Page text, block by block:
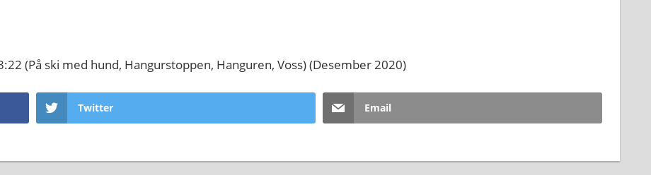
(På ski med hund, Hangurstoppen, Hanguren, Voss) (Desember 2020)
Twitter Email